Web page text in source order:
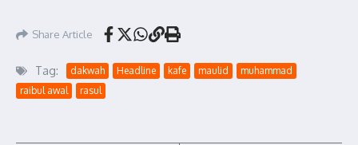
Share Article
Tag: dakwah Headline kafe maulid
muhammad
raibul awal
rasul